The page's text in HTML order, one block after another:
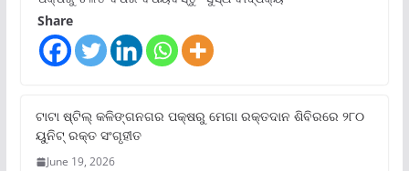
Share
ଟାଟା ଷ୍ଟିଲ୍‌ କଳିଙ୍ଗନଗର ପକ୍ଷରୁ ମେଗା ରକ୍ତଦାନ ଶିବିରରେ ୨୮୦
ୟୁନିଟ୍‌ ରକ୍ତ ସଂଗୃହୀତ
June 19, 2026